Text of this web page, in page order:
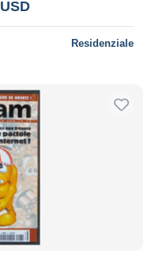
Residenziale